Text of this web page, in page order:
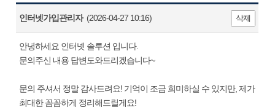
인터넷가입관리자(2026-04-27 10:16) 삭제
안녕하세요 인터넷 솔루션 입니다.
문의주신 내용 답변도와드리겠습니다~
문의 주셔서 정말 감사드려요! 기억이 조금 희미하실 수 있지만, 제가
최대한 꼼꼼하게 정리해드릴게요!